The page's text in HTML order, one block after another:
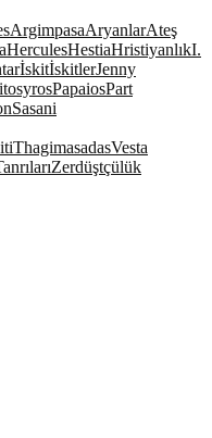
ArgimpasaAryanlarAteş
HerculesHestiaHristiyanlıkI.
İskitİskitlerJenny
PapaiosPart
Sasani
ThagimasadasVesta
Zerdüştçülük